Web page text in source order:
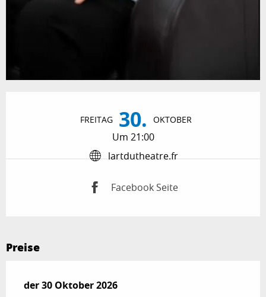
FREITAG 30. OKTOBER
Um 21:00
lartdutheatre.fr
Facebook Seite
Preise
der30 Oktober 2026
der30 Oktober 2026